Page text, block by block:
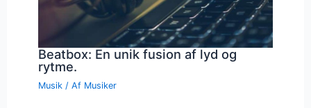
Beatbox: En unik fusion af lyd og
rytme.
Musik / Af Musiker